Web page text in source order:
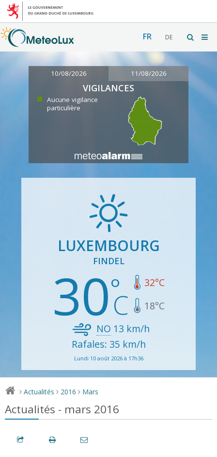
FR DE
10/08/2026 11/08/2026
VIGILANCES
Aucune vigilance
particulière
LUXEMBOURG
FINDEL
30 32°C
18°C
NO 13 km/h
Rafales: 35 km/h
Lundi 10 août 2026 à 17h36
> Actualités > 2016 > Mars
Actualités - mars 2016